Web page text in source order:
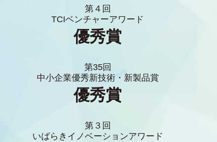
第４回
TCIベンチャーアワード
優秀賞
第35回
中小企業優秀新技術・新製品賞
優秀賞
第３回
いばらきイノベーションアワード